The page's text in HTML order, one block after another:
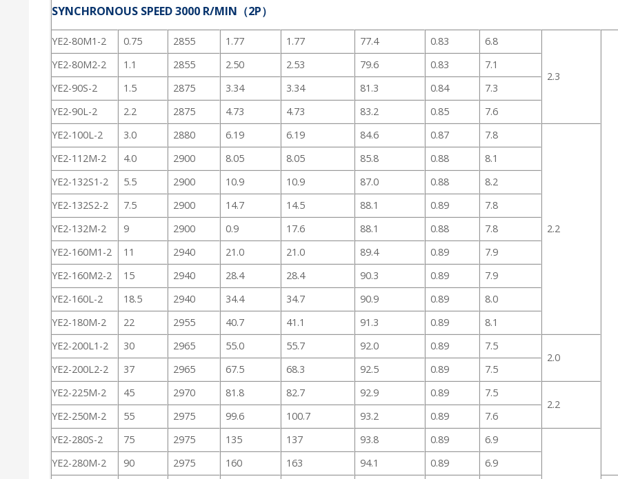
SYNCHRONOUS SPEED 3000 R/MIN（2P）
YE2-80M1-2 0.75 2855 1.77 1.77 77.4 0.83 6.8
2.3
YE2-80M2-2 1.1 2855 2.50 2.53 79.6 0.83
7.1
YE2-90S-2
1.5 2875 3.34 3.34 81.3 0.84
7.3
YE2-90L-2
2.2 2875 4.73 4.73 83.2 0.85
7.6
YE2-100L-2
3.0 2880 6.19 6.19 84.6 0.87 7.8
2.2
YE2-112M-2 4.0 2900 8.05 8.05 85.8 0.88
8.1
YE2-132S1-2
5.5 2900 10.9 10.9 87.0 0.88
8.2
YE2-132S2-2
7.5 2900 14.7 14.5 88.1 0.89
7.8
YE2-132M-2
9 2900 0.9 17.6 88.1 0.88
7.8
YE2-160M1-2
11 2940 21.0 21.0 89.4 0.89
7.9
YE2-160M2-2
15 2940 28.4 28.4 90.3 0.89
7.9
YE2-160L-2
18.5 2940 34.4 34.7 90.9 0.89
8.0
YE2-180M-2
22 2955 40.7 41.1 91.3 0.89
8.1
YE2-200L1-2
30 2965 55.0 55.7 92.0 0.89
7.5
2.0
YE2-200L2-2
37 2965 67.5 68.3 92.5 0.89
7.5
YE2-225M-2
45 2970 81.8 82.7 92.9 0.89
7.5
2.2
YE2-250M-2
55 2975 99.6 100.7 93.2 0.89
7.6
YE2-280S-2
75 2975 135 137 93.8 0.89 6.9
YE2-280M-2 90 2975 160 163 94.1 0.89
6.9